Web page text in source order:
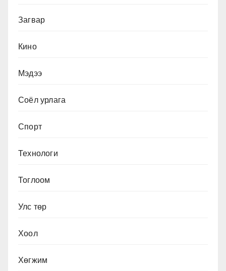
Загвар
Кино
Мэдээ
Соёл урлага
Спорт
Технологи
Тоглоом
Улс төр
Хоол
Хөгжим